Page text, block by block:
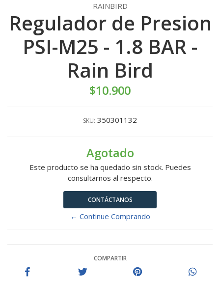
RAINBIRD
Regulador de Presion
PSI-M25 - 1.8 BAR -
Rain Bird
$10.900
SKU: 350301132
Agotado
Este producto se ha quedado sin stock. Puedes
consultarnos al respecto.
CONTÁCTANOS
← Continue Comprando
COMPARTIR